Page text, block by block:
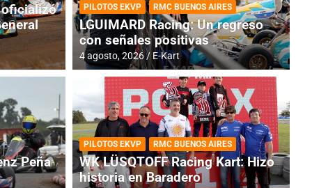
RMC BUENOS AIRES
Cerró una jornada
oficializó
Peña
PILOTOS EKVP RMC BUENOS AIRES
LGUIMARD Racing: Un regreso
con señales positivas
4 agosto, 2026 E-Kart
PILOTOS EKVP RMC BUENOS AIRES
WK LÜSQTOFF Racing Kart: Hizo
historia en Baradero